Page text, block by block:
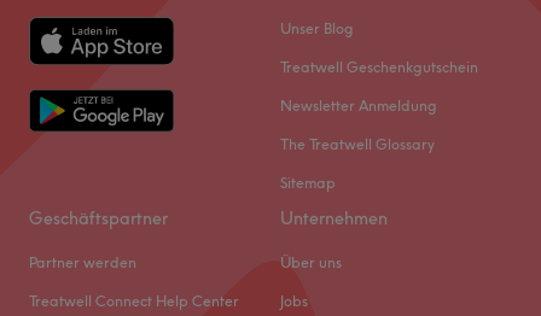
Unser Blog
Treatwell Geschenkgutschein
Newsletter Anmeldung
The Treatwell Glossary
Sitemap
Geschäftspartner
Partner werden
Treatwell Connect Help Center
Unternehmen
Über uns
Jobs